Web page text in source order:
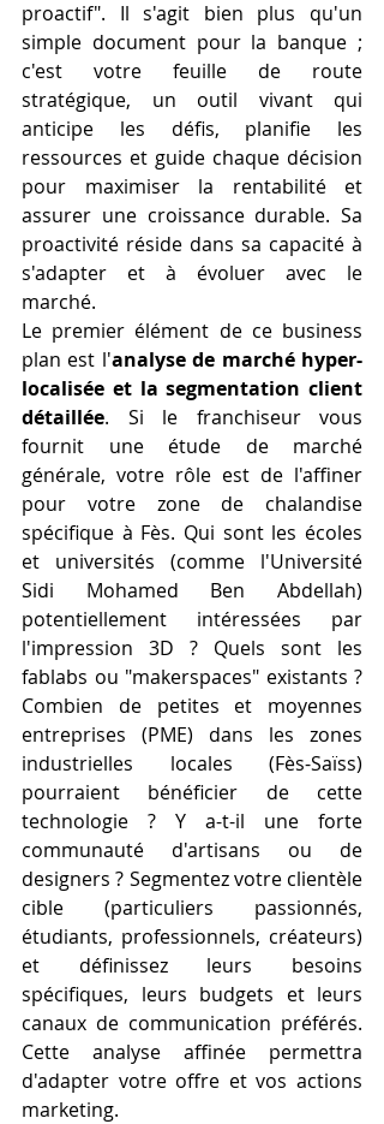
proactif". Il s'agit bien plus qu'un
simple document pour la banque ;
c'est votre feuille de route
stratégique, un outil vivant qui
anticipe les défis, planifie les
ressources et guide chaque décision
pour maximiser la rentabilité et
assurer une croissance durable. Sa
proactivité réside dans sa capacité à
s'adapter et à évoluer avec le
marché.
Le premier élément de ce business
plan est l'analyse de marché hyper-
localisée et la segmentation client
détaillée. Si le franchiseur vous
fournit une étude de marché
générale, votre rôle est de l'affiner
pour votre zone de chalandise
spécifique à Fès. Qui sont les écoles
et universités (comme l'Université
Sidi Mohamed Ben Abdellah)
potentiellement intéressées par
l'impression 3D ? Quels sont les
fablabs ou "makerspaces" existants ?
Combien de petites et moyennes
entreprises (PME) dans les zones
industrielles locales (Fès-Saïss)
pourraient bénéficier de cette
technologie ? Y a-t-il une forte
communauté d'artisans ou de
designers ? Segmentez votre clientèle
cible (particuliers passionnés,
étudiants, professionnels, créateurs)
et définissez leurs besoins
spécifiques, leurs budgets et leurs
canaux de communication préférés.
Cette analyse affinée permettra
d'adapter votre offre et vos actions
marketing.